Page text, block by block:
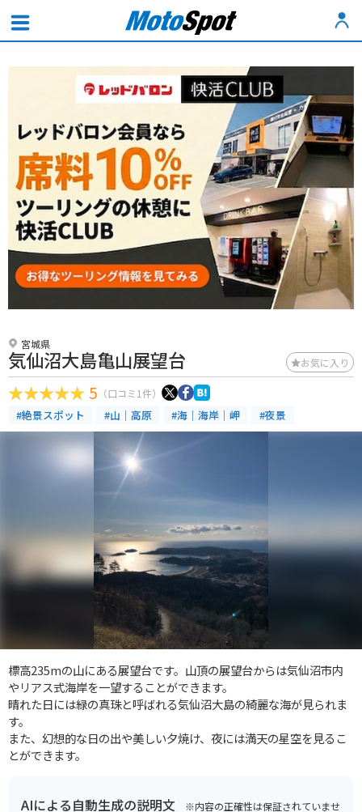
宮城県
気仙沼大島亀山展望台 お気に入り
5 （口コミ1件）
#絶景スポット #山｜高原 #海｜海岸｜岬 #夜景
標高235mの山にある展望台です。山頂の展望台からは気仙沼市内
やリアス式海岸を一望することができます。
晴れた日には緑の真珠と呼ばれる気仙沼大島の綺麗な海が見られま
す。
また、幻想的な日の出や美しい夕焼け、夜には満天の星空を見るこ
とができます。
AIによる自動生成の説明文 ※内容の正確性は保証されていませ